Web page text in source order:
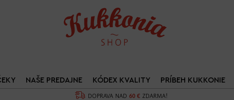
DOPRAVA NAD60 € ZDARMA!
NAŠE PREDAJNE KÓDEX KVALITY PRÍBEH KUKKONIE